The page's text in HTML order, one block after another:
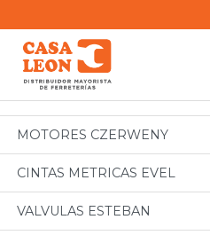
Categorias
Todos
MOTORES CZERWENY
CINTAS METRICAS EVEL
VALVULAS ESTEBAN